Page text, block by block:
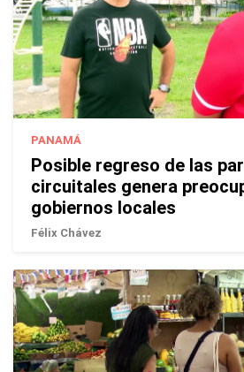
PANAMÁ
Posible regreso de las
circuitales genera
gobiernos locales
Félix Chávez